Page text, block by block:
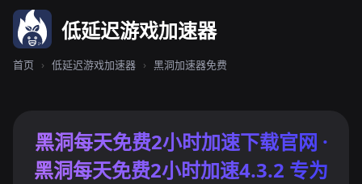
低延迟游戏加速器
首页 › 低延迟游戏加速器 › 黑洞加速器免费
黑洞每天免费2小时加速下载官网 ·
黑洞每天免费2小时加速4.3.2 专为